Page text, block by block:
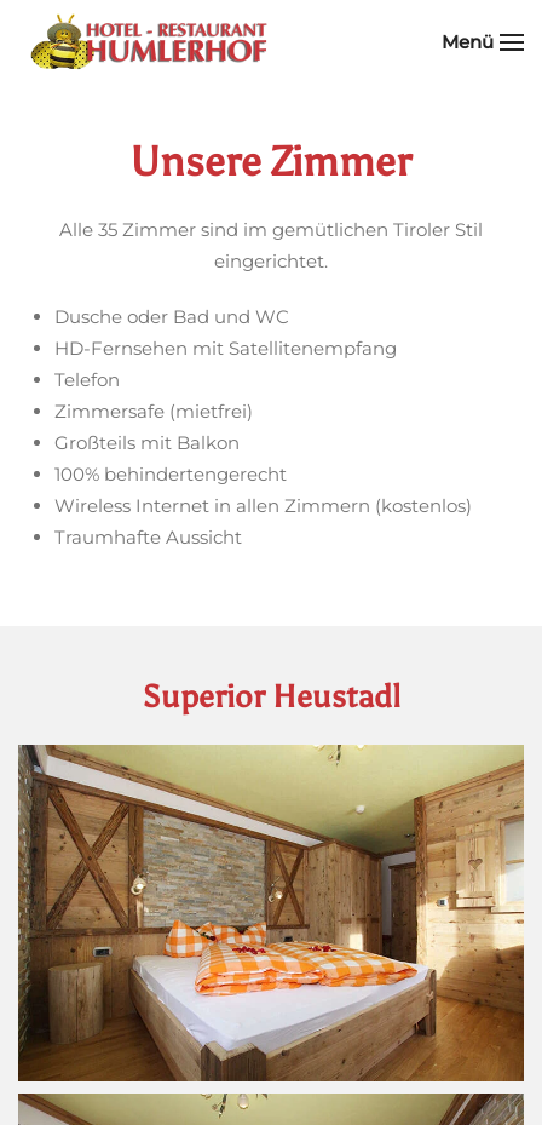
Zum Hauptinhalt springen
Menü
Unsere Zimmer
Alle 35 Zimmer sind im gemütlichen Tiroler Stil
eingerichtet.
Dusche oder Bad und WC
HD-Fernsehen mit Satellitenempfang
Telefon
Zimmersafe (mietfrei)
Großteils mit Balkon
100% behindertengerecht
Wireless Internet in allen Zimmern (kostenlos)
Traumhafte Aussicht
Superior Heustadl